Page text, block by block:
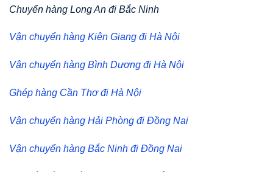
Chuyển hàng Long An đi Bắc Ninh
Vận chuyển hàng Kiên Giang đi Hà Nội
Vận chuyển hàng Bình Dương đi Hà Nội
Ghép hàng Cần Thơ đi Hà Nội
Vận chuyển hàng Hải Phòng đi Đồng Nai
Vận chuyển hàng Bắc Ninh đi Đồng Nai